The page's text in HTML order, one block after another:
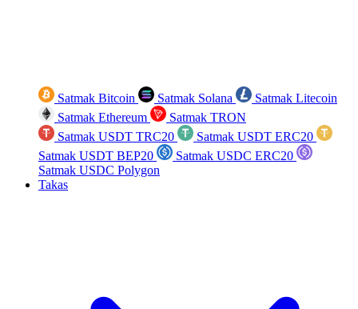
Satmak Bitcoin Satmak Solana
Satmak Litecoin
Satmak Ethereum
Satmak TRON
Satmak USDT TRC20
Satmak USDT ERC20
Satmak USDT BEP20
Satmak USDC ERC20
Satmak USDC Polygon
Takas